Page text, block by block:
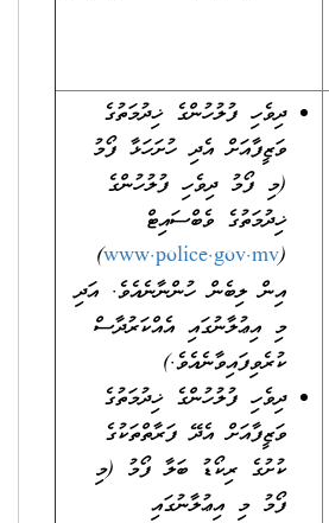
ދިވެހި ފުލުހުންގެ ޚިދުމަތުގެ
ވަޒީފާއަށް އެދި ހުށަހަޅާ ފޯމު
(މި ފޯމު ދިވެހި ފުލުހުންގެ
ޚިދުމަތުގެ ވެބްސައިޓް
(
www.police.gov.mv
)
އިން ލިބެން ހުންނާނެއެވެ. އަދި
މި އިޢުލާނުގައި އެއްކަރުދާސް
ކުރެވިފައިވާނެއެވެ.)
ދިވެހި ފުލުހުންގެ ޚިދުމަތުގެ
ވަޒީފާއަށް އެދޭ ފަރާތްތަކުގެ
ކުށުގެ ރިކޯޑު ބަލާ ފޯމު (މި
ފޯމު މި އިޢުލާނުގައި